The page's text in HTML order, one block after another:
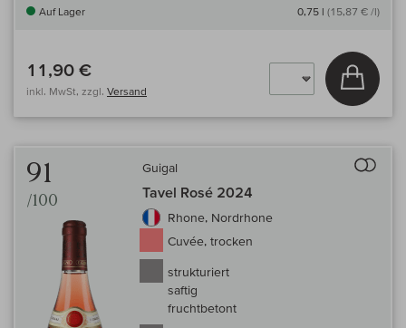
Auf Lager 0,75 l (15,87 € /l)
11,90 €
inkl. MwSt, zzgl. Versand
In
91
/100
Guigal
Tavel Rosé 2024
Rhone, Nordrhone
Cuvée, trocken
strukturiert
saftig
fruchtbetont